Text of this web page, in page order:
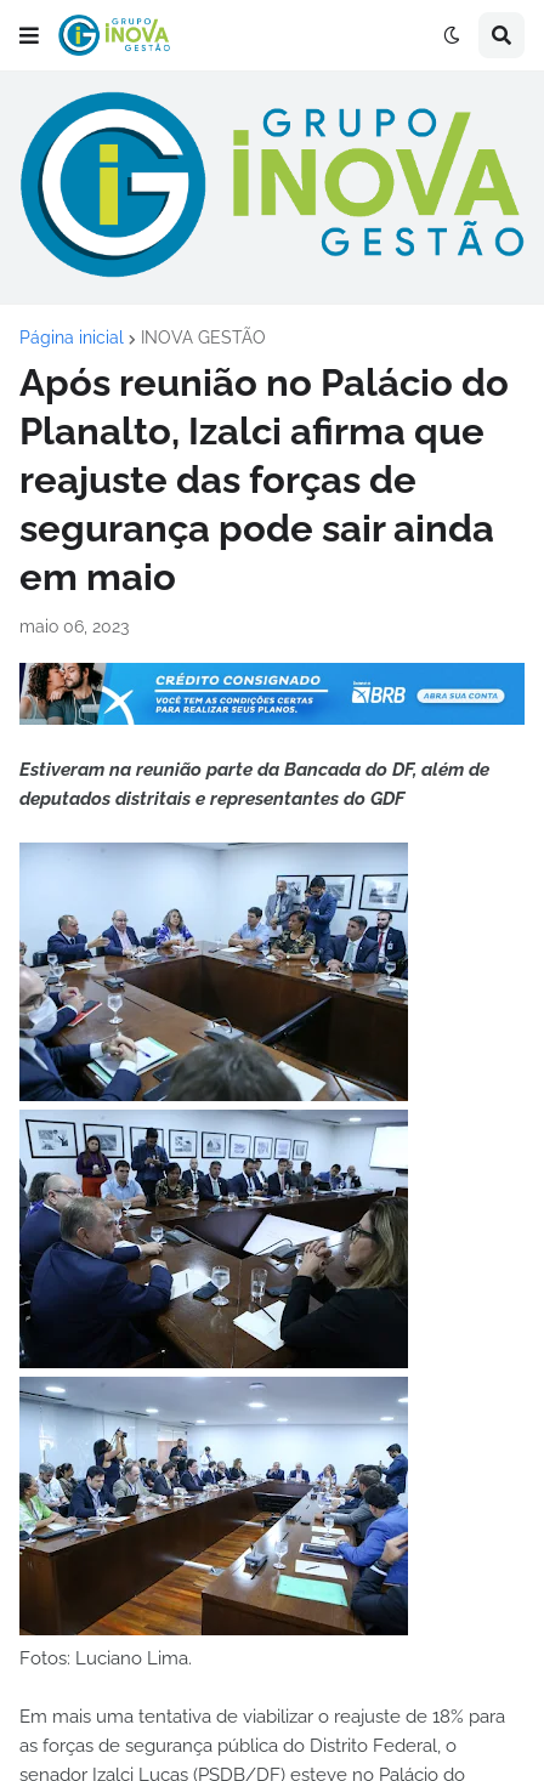
Página inicial INOVA GESTÃO
Após reunião no Palácio do
Planalto, Izalci afirma que
reajuste das forças de
segurança pode sair ainda
em maio
maio 06, 2023
Estiveram na reunião parte da Bancada do DF, além de
deputados distritais e representantes do GDF
Fotos: Luciano Lima.
Em mais uma tentativa de viabilizar o reajuste de 18% para
as forças de segurança pública do Distrito Federal, o
senador Izalci Lucas (PSDB/DF) esteve no Palácio do